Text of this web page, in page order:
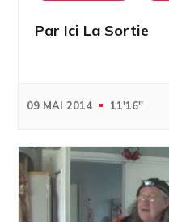
Par Ici La Sortie
09 MAI 2014 11'16''